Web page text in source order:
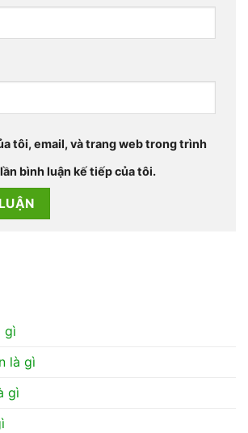
tôi, email, và trang web trong trình
bình luận kế tiếp của tôi.
gì
là gì
gì